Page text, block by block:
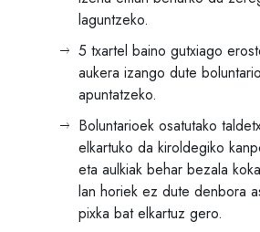
laguntzeko.
5 txartel baino gutxiago
aukera izango dute
apuntatzeko.
Boluntarioek osatutako
elkartuko da kiroldegiko
eta aulkiak behar bezala
lan horiek ez dute denbora
pixka bat elkartuz gero.